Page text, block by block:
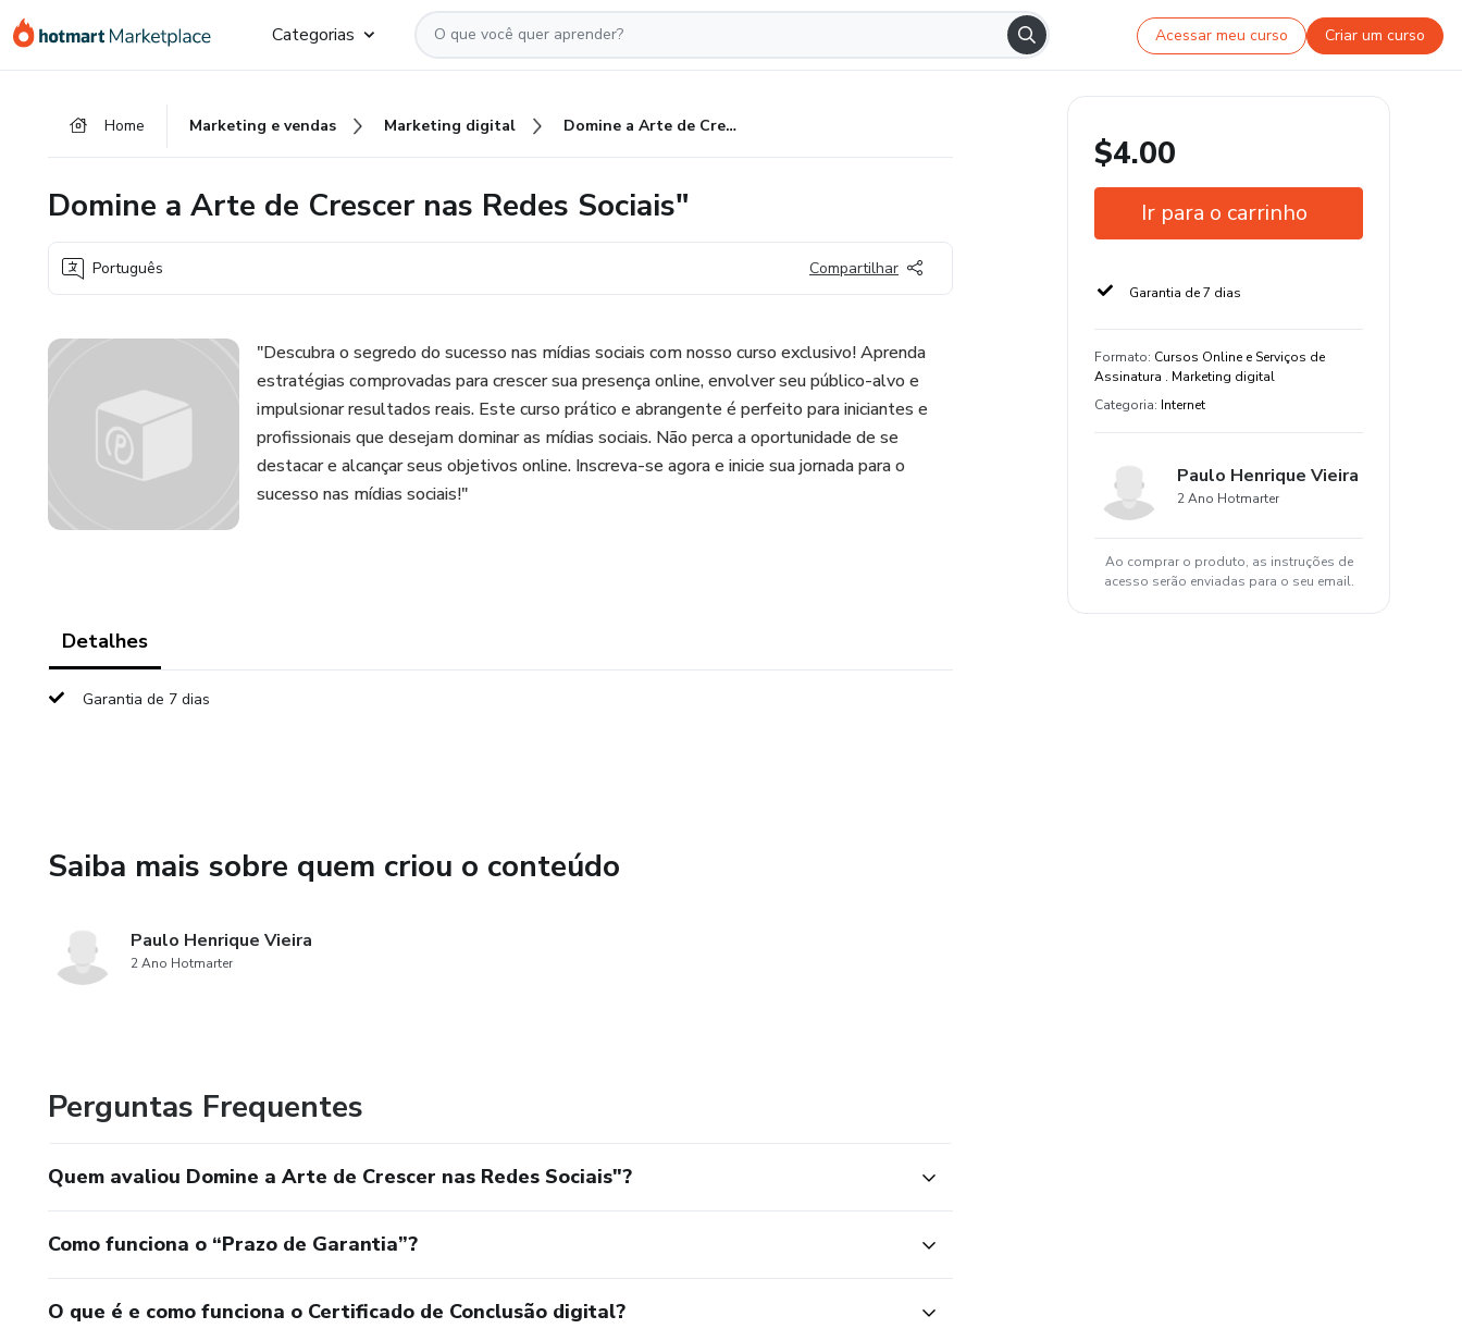
para
para
para
Categorias Acessar meu curso Criar um curso
Home Marketing e vendas Marketing digital Domine a Arte de Crescer nas Redes Sociais"
Domine a Arte de Crescer nas Redes Sociais"
Português Compartilhar
"Descubra o segredo do sucesso nas mídias sociais com nosso curso exclusivo! Aprenda
estratégias comprovadas para crescer sua presença online, envolver seu público-alvo e
impulsionar resultados reais. Este curso prático e abrangente é perfeito para iniciantes e
profissionais que desejam dominar as mídias sociais. Não perca a oportunidade de se
destacar e alcançar seus objetivos online. Inscreva-se agora e inicie sua jornada para o
sucesso nas mídias sociais!"
Detalhes
Garantia de 7 dias
Saiba mais sobre quem criou o conteúdo
Paulo Henrique Vieira
2 Ano Hotmarter
Perguntas Frequentes
Quem avaliou Domine a Arte de Crescer nas Redes Sociais"?
Como funciona o “Prazo de Garantia”?
O que é e como funciona o Certificado de Conclusão digital?
$4.00
Ir para o carrinho
Garantia de 7 dias
Formato: Cursos Online e Serviços de
Assinatura . Marketing digital
Categoria: Internet
Paulo Henrique Vieira
2 Ano Hotmarter
Ao comprar o produto, as instruções de
acesso serão enviadas para o seu email.